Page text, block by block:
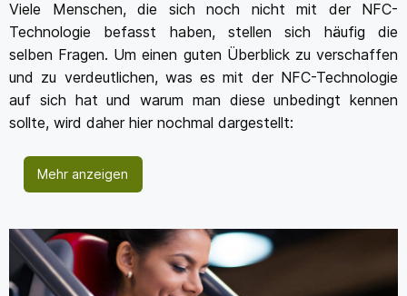
Viele Menschen, die sich noch nicht mit der NFC-
Technologie befasst haben, stellen sich häufig die
selben Fragen. Um einen guten Überblick zu verschaffen
und zu verdeutlichen, was es mit der NFC-Technologie
auf sich hat und warum man diese unbedingt kennen
sollte, wird daher hier nochmal dargestellt:
Mehr anzeigen